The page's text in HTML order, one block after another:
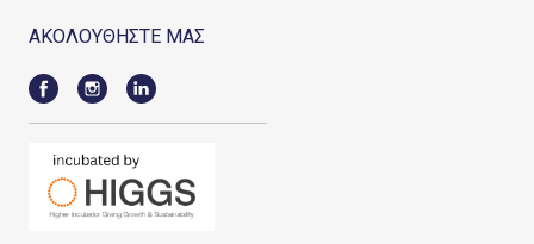
ΑΚΟΛΟΥΘΗΣΤΕ ΜΑΣ